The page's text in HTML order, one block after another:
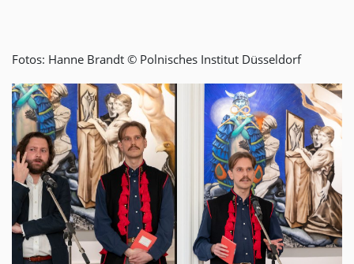
Fotos: Hanne Brandt © Polnisches Institut Düsseldorf